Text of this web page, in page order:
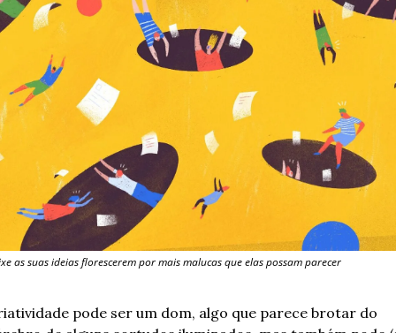
as suas ideias florescerem por mais malucas que elas possam parecer
pode ser um dom, algo que parece brotar do